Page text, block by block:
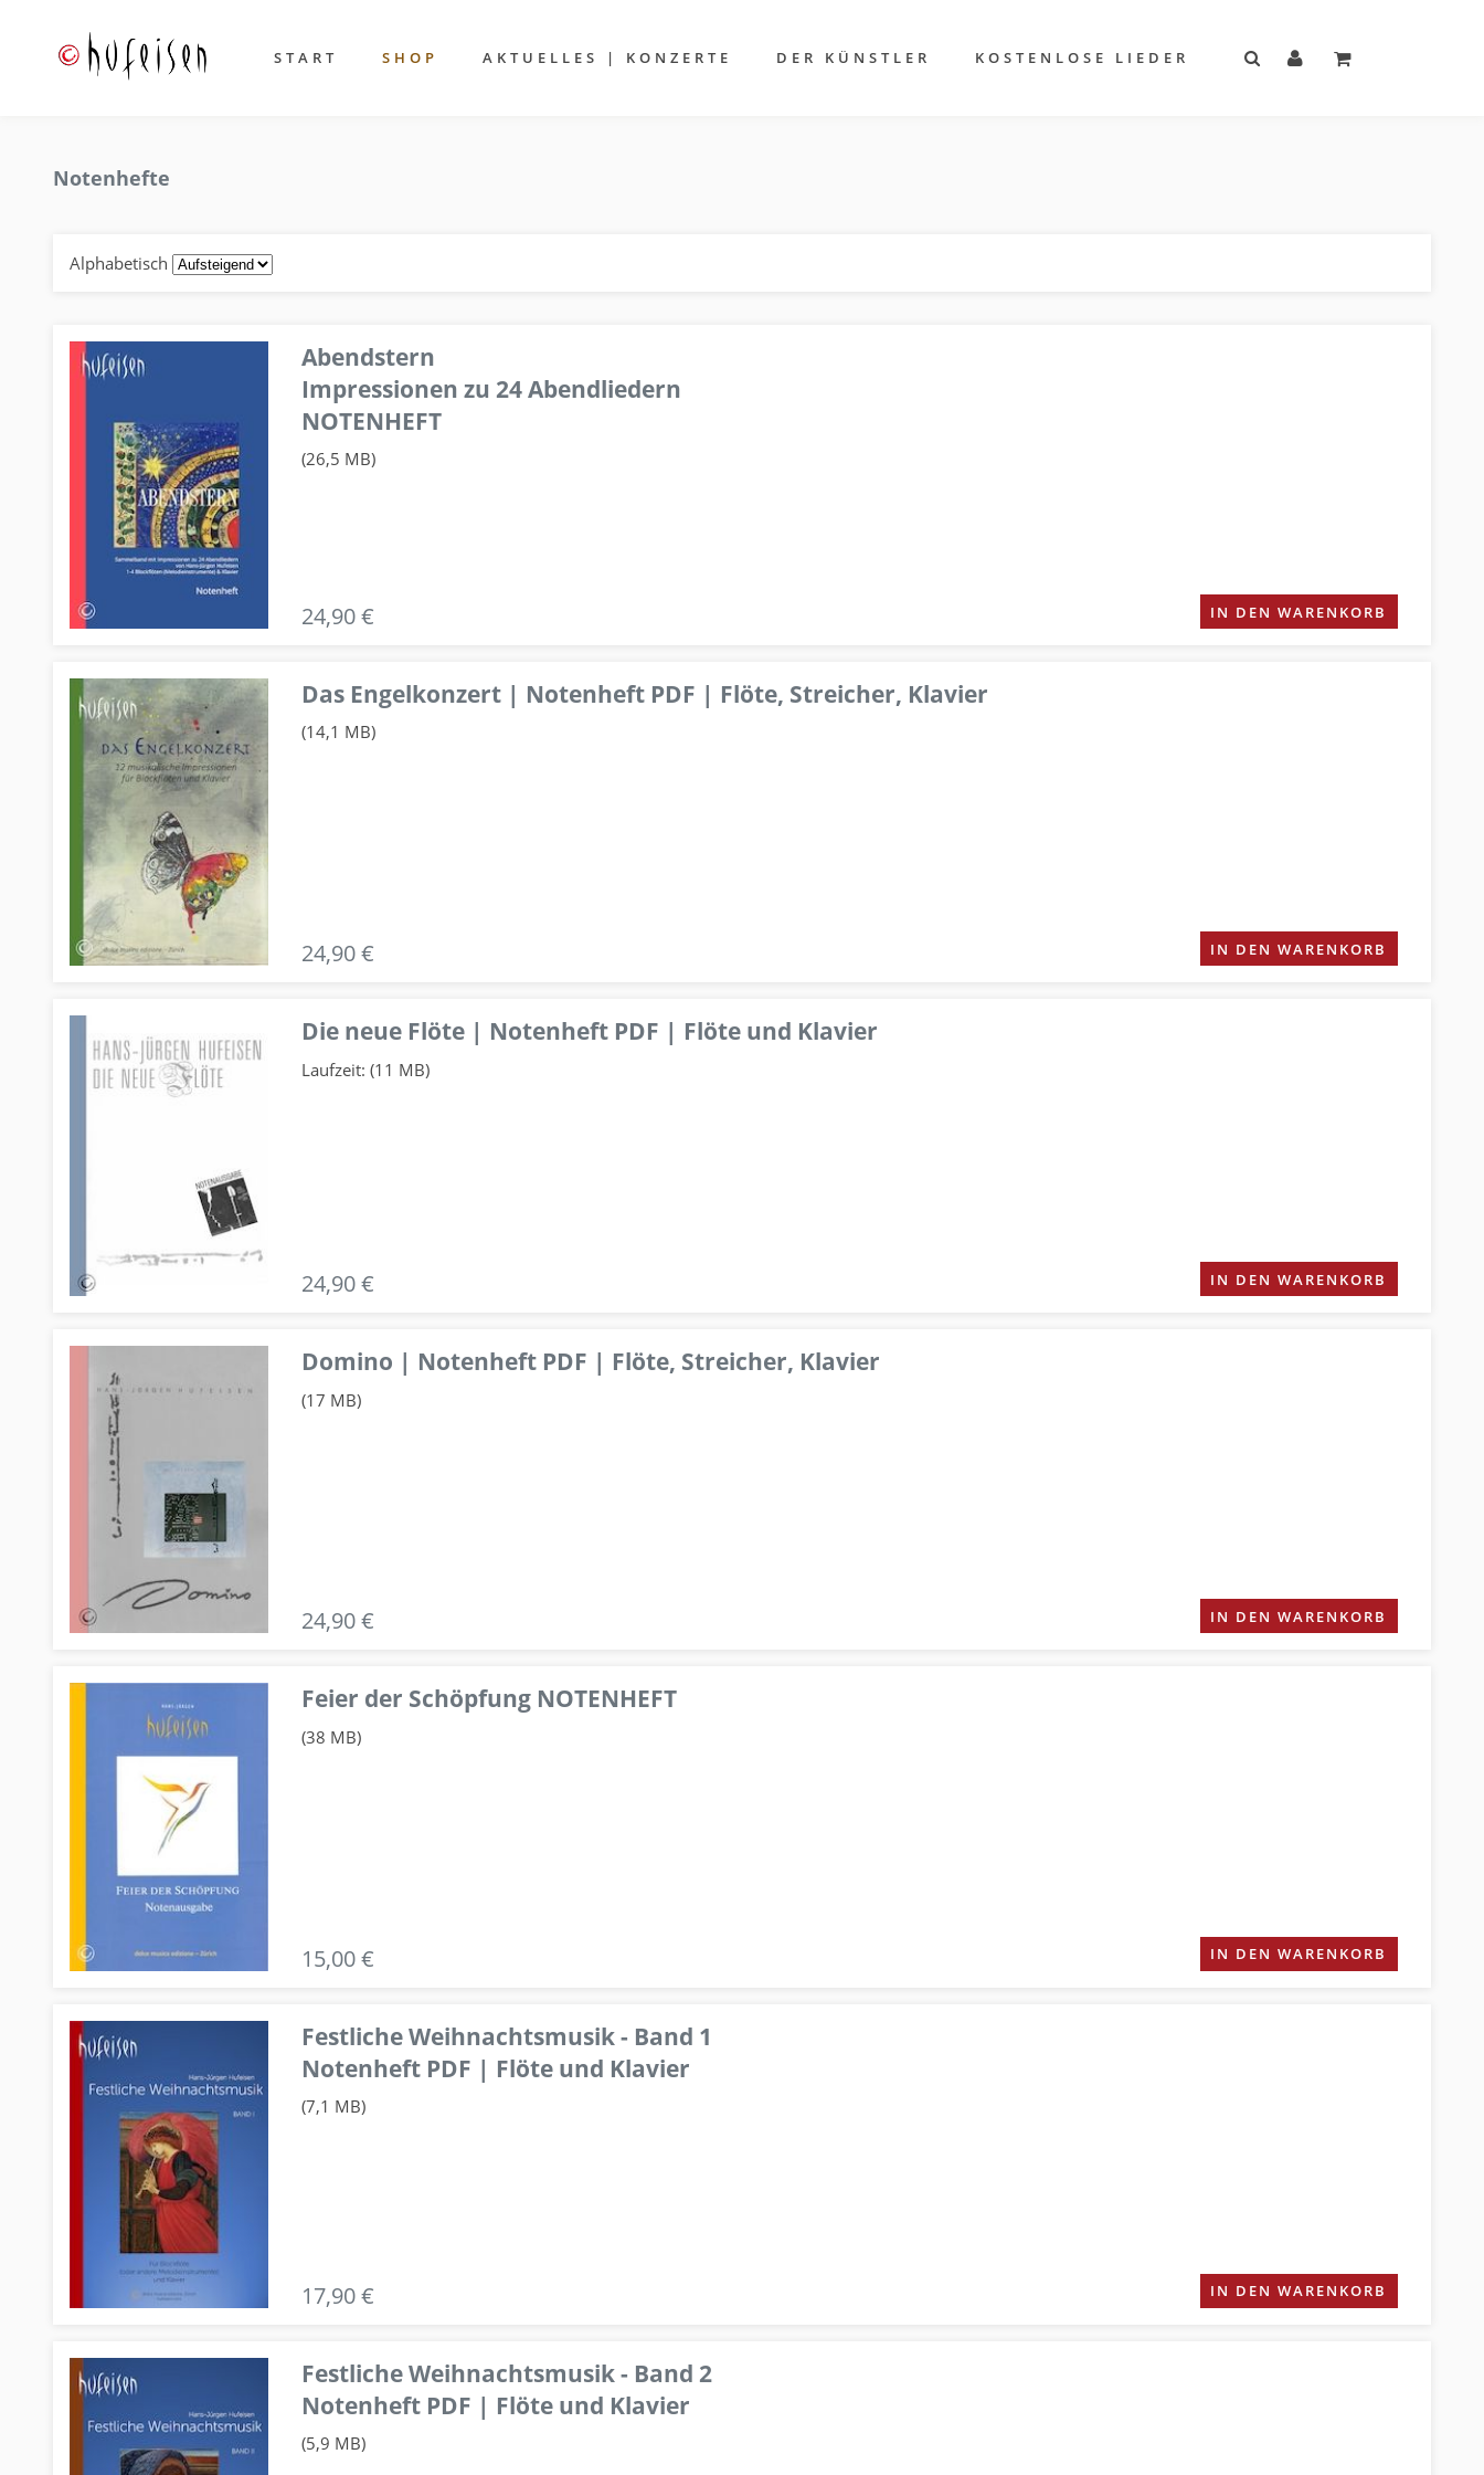
START SHOP AKTUELLES | KONZERTE DER KÜNSTLER KOSTENLOSE LIEDER
Notenhefte
Alphabetisch
Abendstern
Impressionen zu 24 Abendliedern
NOTENHEFT
(26,5 MB)
24,90 € IN DEN WARENKORB
Das Engelkonzert | Notenheft PDF | Flöte, Streicher, Klavier
(14,1 MB)
24,90 € IN DEN WARENKORB
Die neue Flöte | Notenheft PDF | Flöte und Klavier
Laufzeit: (11 MB)
24,90 € IN DEN WARENKORB
Domino | Notenheft PDF | Flöte, Streicher, Klavier
(17 MB)
24,90 € IN DEN WARENKORB
Feier der Schöpfung NOTENHEFT
(38 MB)
15,00 € IN DEN WARENKORB
Festliche Weihnachtsmusik - Band 1
Notenheft PDF | Flöte und Klavier
(7,1 MB)
17,90 € IN DEN WARENKORB
Festliche Weihnachtsmusik - Band 2
Notenheft PDF | Flöte und Klavier
(5,9 MB)